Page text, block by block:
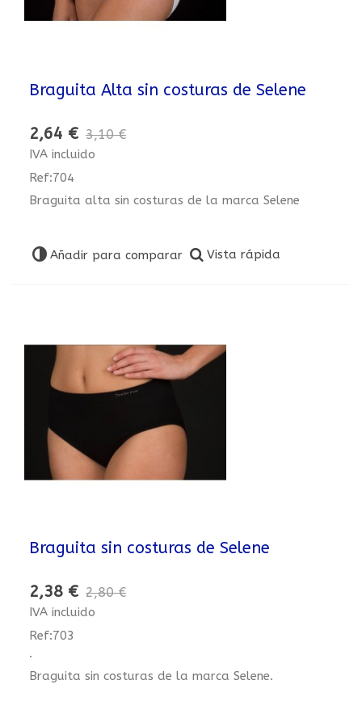
Braguita Alta sin costuras de Selene
2,64 € 3,10 €
IVA incluido
Ref:704
Braguita alta sin costuras de la marca Selene
Añadir para comparar Vista rápida
Braguita sin costuras de Selene
2,38 € 2,80 €
IVA incluido
Ref:703
.
Braguita sin costuras de la marca Selene.